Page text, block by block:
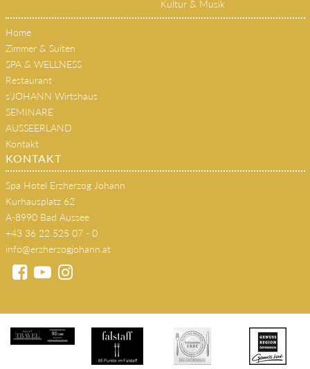
Kultur & Musik
Home
Zimmer & Suiten
SPA & WELLNESS
Restaurant
s'JOHANN Wirtshaus
SEMINARE
AUSSEERLAND
Kontakt
KONTAKT
Spa Hotel Erzherzog Johann
Kurhausplatz 62
A-8990 Bad Aussee
+43 36 22 525 07 - 0
info@erzherzogjohann.at